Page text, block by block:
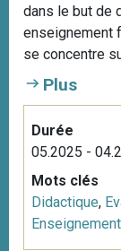
dans le but de
enseignement
se concentre
Plus
Durée
05.2025 -
Mots clés
Didactique,
Enseignement